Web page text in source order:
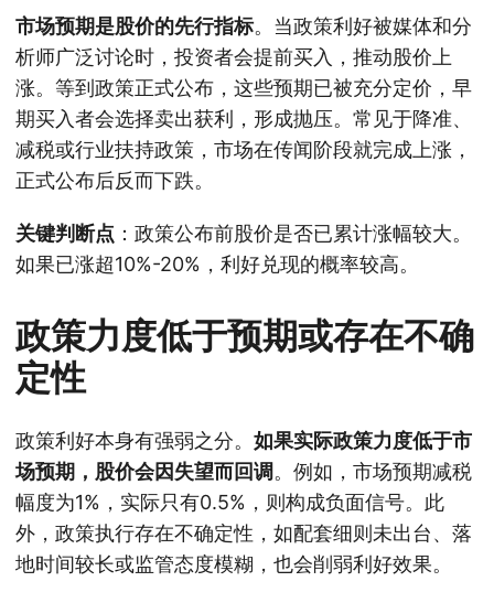
市场预期是股价的先行指标。当政策利好被媒体和分
析师广泛讨论时，投资者会提前买入，推动股价上
涨。等到政策正式公布，这些预期已被充分定价，早
期买入者会选择卖出获利，形成抛压。常见于降准、
减税或行业扶持政策，市场在传闻阶段就完成上涨，
正式公布后反而下跌。
关键判断点 ：政策公布前股价是否已累计涨幅较大。
如果已涨超10%-20%，利好兑现的概率较高。
政策力度低于预期或存在不确
定性
政策利好本身有强弱之分。 如果实际政策力度低于市
场预期，股价会因失望而回调。例如，市场预期减税
幅度为1%，实际只有0.5%，则构成负面信号。此
外，政策执行存在不确定性，如配套细则未出台、落
地时间较长或监管态度模糊，也会削弱利好效果。